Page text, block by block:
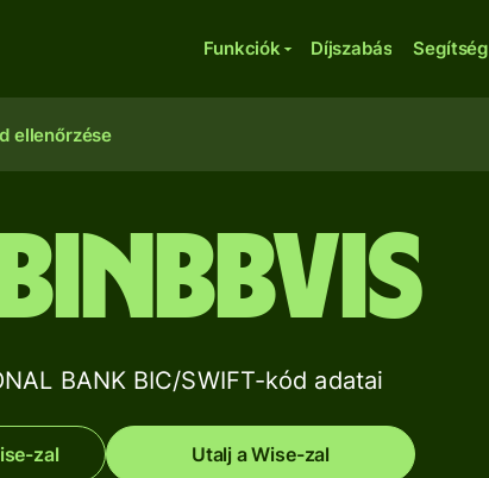
Funkciók Díjszabás Segítség
ellenőrzése
BANK BIC/SWIFT-kód adatai
zal Utalj a Wise-zal